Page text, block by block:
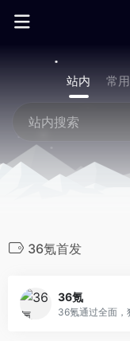
站内 常用
36氪首发
36氪